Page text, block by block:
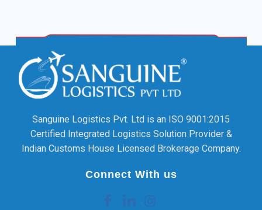
Sanguine Logistics Pvt. Ltd is an ISO 9001:2015
Certified Integrated Logistics Solution Provider &
Indian Customs House Licensed Brokerage Company.
Connect With us